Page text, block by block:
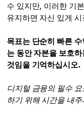
수 있지만, 이러한 기
유지하면 자신 있게
목표는 단순히 빠른
는 동안 자본을 보호
것임을 기억하십시오.
디지털 금융의 필수
하기 위해 시간을 내